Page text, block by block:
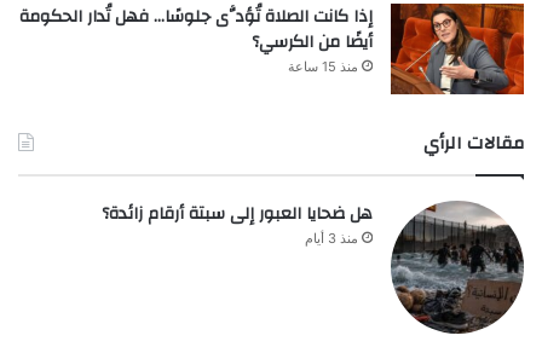
إذا كانت الصلاة تُؤدَّى جلوسًا… فهل تُدار الحكومة
أيضًا من الكرسي؟
منذ 15 ساعة
مقالات الرأي
هل ضحايا العبور إلى سبتة أرقام زائدة؟
منذ 3 أيام